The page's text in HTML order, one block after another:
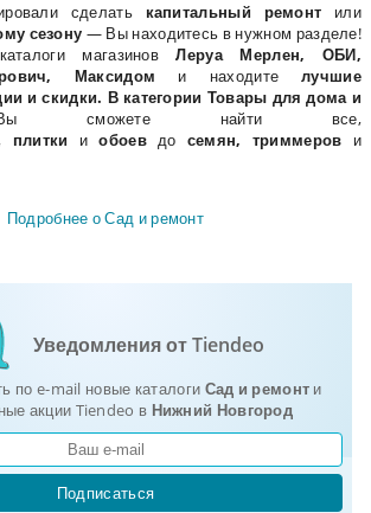
сделать капитальный ремонт или
сезону — Вы находитесь в нужном разделе!
магазиновЛеруа Мерлен, ОБИ,
Максидом и находите лучшие
и скидки. В категории Товары для дома и
найти все,
плитки иобоевдо семян, триммеров и
Подробнее о Сад и ремонт
Уведомления от Tiendeo
по e-mail новые каталоги Сад и ремонт и
акции Tiendeo в Нижний Новгород
Подписаться